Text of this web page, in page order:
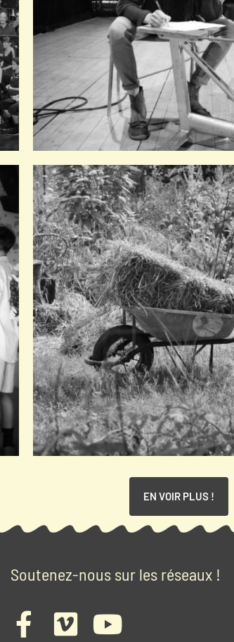
Être
Théâtre & poésie
Soliloque au fond
Festival d'été à Vesdun (18)
EN VOIR PLUS !
Soutenez-nous sur les réseaux !